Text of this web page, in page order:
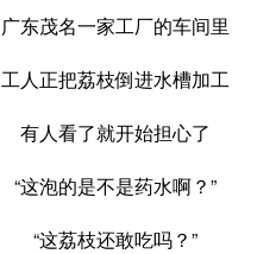
广东茂名一家工厂的车间里
工人正把荔枝倒进水槽加工
有人看了就开始担心了
“这泡的是不是药水啊？”
“这荔枝还敢吃吗？”